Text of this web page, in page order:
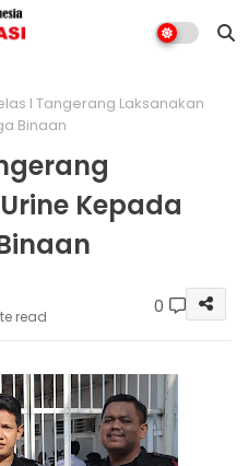
I Tangerang Laksanakan
Binaan
Kepada
read 0